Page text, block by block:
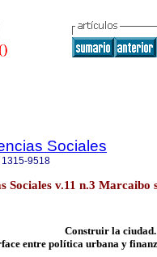
Sociales
1315-9518
Sociales v.11 n.3 Marcaibo
Construir la ciudad.
entre política urbana y